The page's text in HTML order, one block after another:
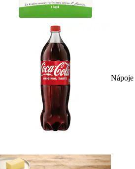
Nápoje